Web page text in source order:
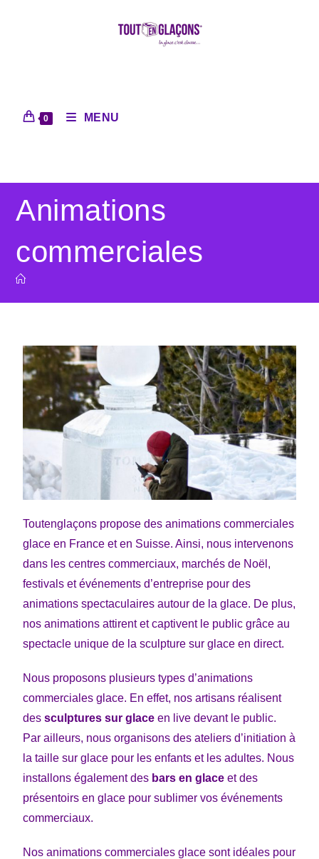
0 MENU
Animations
commerciales
Toutenglaçons propose des animations commerciales
glace en France et en Suisse. Ainsi, nous intervenons
dans les centres commerciaux, marchés de Noël,
festivals et événements d’entreprise pour des
animations spectaculaires autour de la glace. De plus,
nos animations attirent et captivent le public grâce au
spectacle unique de la sculpture sur glace en direct.
Nous proposons plusieurs types d’animations
commerciales glace. En effet, nos artisans réalisent
dessculptures sur glace en live devant le public.
Par ailleurs, nous organisons des ateliers d’initiation à
la taille sur glace pour les enfants et les adultes. Nous
installons également des bars en glace et des
présentoirs en glace pour sublimer vos événements
commerciaux.
Nos animations commerciales glace sont idéales pour